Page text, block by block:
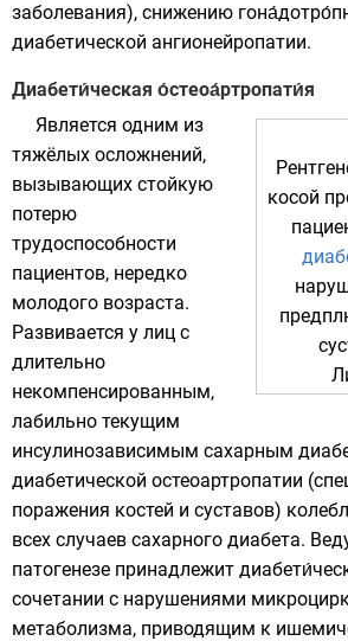
заболевания), снижению
диабетической ангионейропатии.
Диабети́ческая о́стеоа́ртропати́я
косой
Является одним из
тяжёлых осложнений,
вызывающих стойкую
потерю
трудоспособности
пациентов, нередко
молодого возраста.
Развивается у лиц с
длительно
некомпенсированным,
лабильно текущим
инсулинозависимым сахарным
диабетической остеоартропатии
поражения костей и суставов)
всех случаев сахарного диабета.
патогенезе принадлежит
сочетании с нарушениями
метаболизма, приводящим к